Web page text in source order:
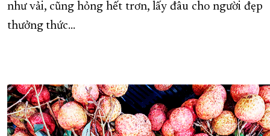
như vải, cũng hỏng hết trơn, lấy đâu cho người đẹp
thưởng thức…